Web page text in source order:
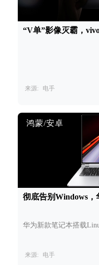
“V单”影像灭霸，
来源: 电手
鸿蒙/安卓
彻底告别Windows
华为新款笔记本搭载
来源: 电手